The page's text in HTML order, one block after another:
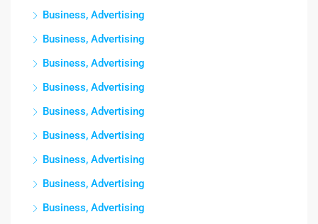
Business, Advertising
Business, Advertising
Business, Advertising
Business, Advertising
Business, Advertising
Business, Advertising
Business, Advertising
Business, Advertising
Business, Advertising